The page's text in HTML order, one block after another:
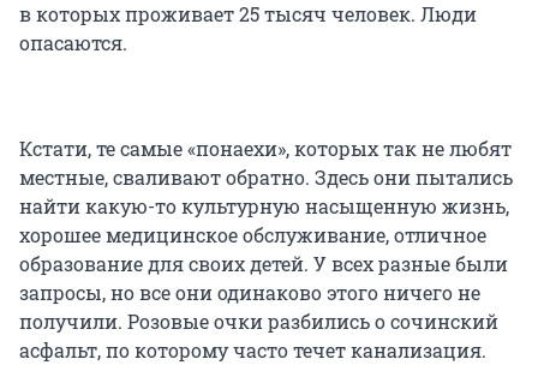
в которых проживает 25 тысяч человек. Люди
опасаются.
Кстати, те самые «понаехи», которых так не любят
местные, сваливают обратно. Здесь они пытались
найти какую-то культурную насыщенную жизнь,
хорошее медицинское обслуживание, отличное
образование для своих детей. У всех разные были
запросы, но все они одинаково этого ничего не
получили. Розовые очки разбились о сочинский
асфальт, по которому часто течет канализация.